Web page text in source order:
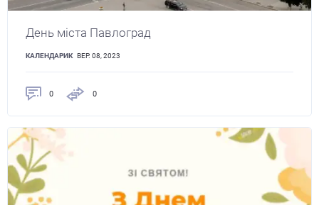
День міста Павлоград
КАЛЕНДАРИК ВЕР. 08, 2023
0 0